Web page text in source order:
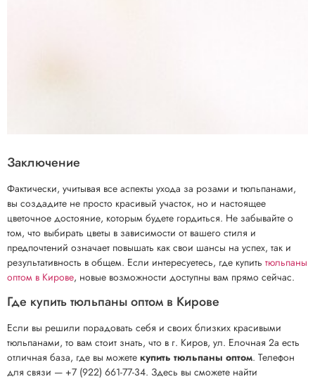
Заключение
Фактически, учитывая все аспекты ухода за розами и тюльпанами,
вы создадите не просто красивый участок, но и настоящее
цветочное достояние, которым будете гордиться. Не забывайте о
том, что выбирать цветы в зависимости от вашего стиля и
предпочтений означает повышать как свои шансы на успех, так и
результативность в общем. Если интересуетесь, где купить тюльпаны
оптом в Кирове, новые возможности доступны вам прямо сейчас.
Где купить тюльпаны оптом в Кирове
Если вы решили порадовать себя и своих близких красивыми
тюльпанами, то вам стоит знать, что в г. Киров, ул. Елочная 2а есть
отличная база, где вы можете купить тюльпаны оптом. Телефон
для связи — +7 (922) 661-77-34. Здесь вы сможете найти